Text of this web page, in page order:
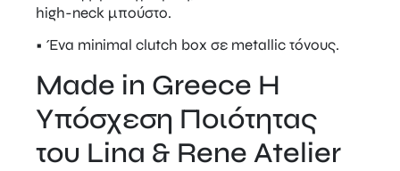
high-neck μπούστο.
• Ένα minimal clutch box σε metallic τόνους.
Made in Greece Η
Υπόσχεση Ποιότητας
του Lina & Rene Atelier